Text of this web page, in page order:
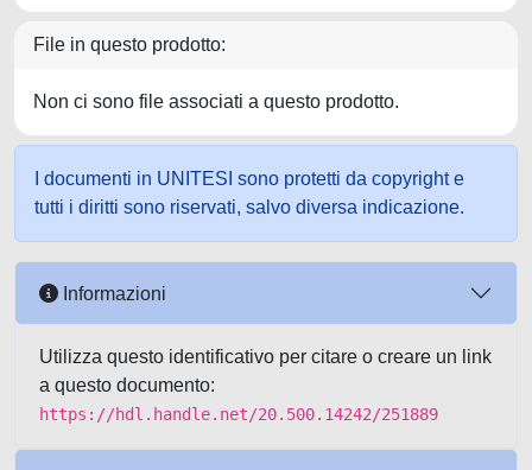
File in questo prodotto:
Non ci sono file associati a questo prodotto.
I documenti in UNITESI sono protetti da copyright e
tutti i diritti sono riservati, salvo diversa indicazione.
Informazioni
Utilizza questo identificativo per citare o creare un link
a questo documento:
https://hdl.handle.net/20.500.14242/251889